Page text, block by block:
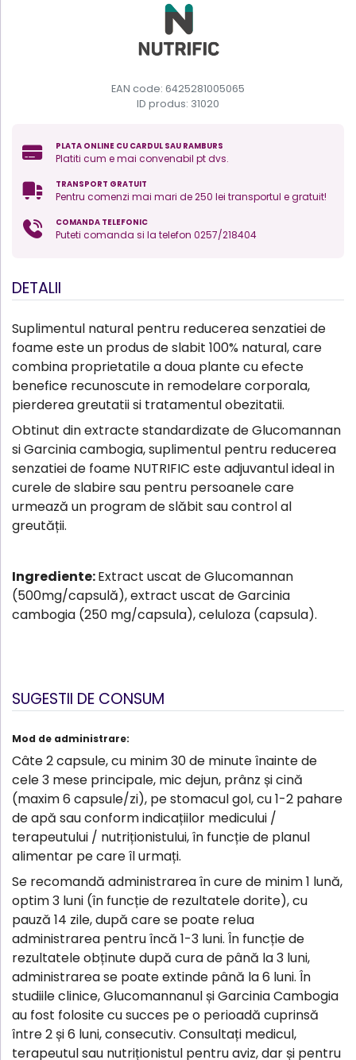
EAN code: 6425281005065
ID produs: 31020
PLATA ONLINE CU CARDUL SAU RAMBURS
Platiti cum e mai convenabil pt dvs.
TRANSPORT GRATUIT
Pentru comenzi mai mari de 250 lei transportul e gratuit!
COMANDA TELEFONIC
Puteti comanda si la telefon 0257/218404
DETALII
Suplimentul natural pentru reducerea senzatiei de
foame este un produs de slabit 100% natural, care
combina proprietatile a doua plante cu efecte
benefice recunoscute in remodelare corporala,
pierderea greutatii si tratamentul obezitatii.
Obtinut din extracte standardizate de Glucomannan
si Garcinia cambogia, suplimentul pentru reducerea
senzatiei de foame NUTRIFIC este adjuvantul ideal in
curele de slabire sau pentru persoanele care
urmează un program de slăbit sau control al
greutății.
Ingrediente:Extract uscat de Glucomannan
(500mg/capsulă), extract uscat de Garcinia
cambogia (250 mg/capsula), celuloza (capsula).
SUGESTII DE CONSUM
Mod de administrare:
Câte 2 capsule, cu minim 30 de minute înainte de
cele 3 mese principale, mic dejun, prânz și cină
(maxim 6 capsule/zi), pe stomacul gol, cu 1-2 pahare
de apă sau conform indicațiilor medicului /
terapeutului / nutriționistului, în funcție de planul
alimentar pe care îl urmați.
Se recomandă administrarea în cure de minim 1 lună,
optim 3 luni (în funcție de rezultatele dorite), cu
pauză 14 zile, după care se poate relua
administrarea pentru încă 1-3 luni. În funcție de
rezultatele obținute după cura de până la 3 luni,
administrarea se poate extinde până la 6 luni. În
studiile clinice, Glucomannanul și Garcinia Cambogia
au fost folosite cu succes pe o perioadă cuprinsă
între 2 și 6 luni, consecutiv. Consultați medicul,
terapeutul sau nutriționistul pentru aviz, dar și pentru